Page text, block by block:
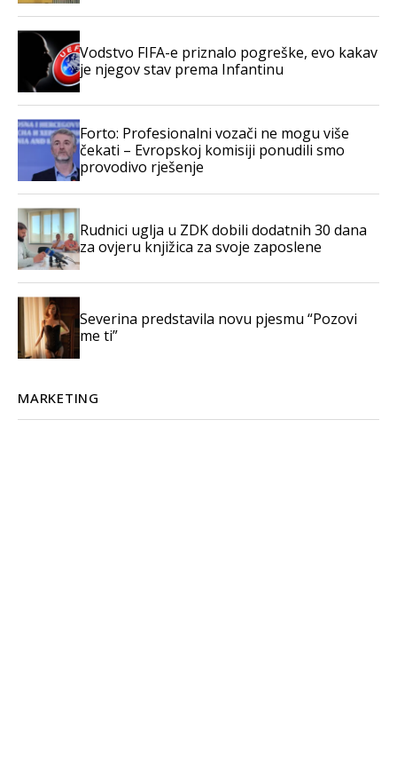
Vodstvo FIFA-e priznalo pogreške, evo kakav
je njegov stav prema Infantinu
Forto: Profesionalni vozači ne mogu više
čekati – Evropskoj komisiji ponudili smo
provodivo rješenje
Rudnici uglja u ZDK dobili dodatnih 30 dana
za ovjeru knjižica za svoje zaposlene
Severina predstavila novu pjesmu “Pozovi
me ti”
MARKETING